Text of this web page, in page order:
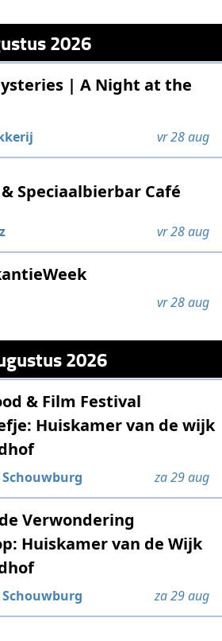
2026
| A Night at the
vr 28 aug
Speciaalbierbar Café
vr 28 aug
vr 28 aug
2026
& Film Festival
Huiskamer van de wijk
Schouwburg za 29 aug
Verwondering
Huiskamer van de Wijk
Schouwburg za 29 aug